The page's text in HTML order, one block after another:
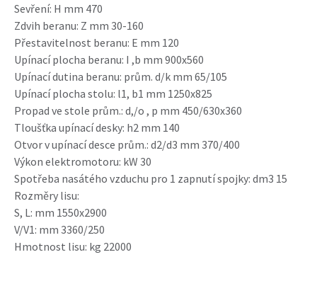
Sevření: H mm 470
Zdvih beranu: Z mm 30-160
Přestavitelnost beranu: E mm 120
Upínací plocha beranu: I ,b mm 900x560
Upínací dutina beranu: prům. d/k mm 65/105
Upínací plocha stolu: l1, b1 mm 1250x825
Propad ve stole prům.: d,/o , p mm 450/630x360
Tloušťka upínací desky: h2 mm 140
Otvor v upínací desce prům.: d2/d3 mm 370/400
Výkon elektromotoru: kW 30
Spotřeba nasátého vzduchu pro 1 zapnutí spojky: dm3 15
Rozměry lisu:
S, L: mm 1550x2900
V/V1: mm 3360/250
Hmotnost lisu: kg 22000